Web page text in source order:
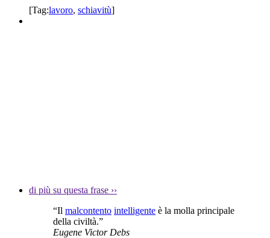
[Tag:lavoro, schiavitù]
di più su questa frase ››
“Il malcontento intelligente è la molla principale
della civiltà.”
Eugene Victor Debs